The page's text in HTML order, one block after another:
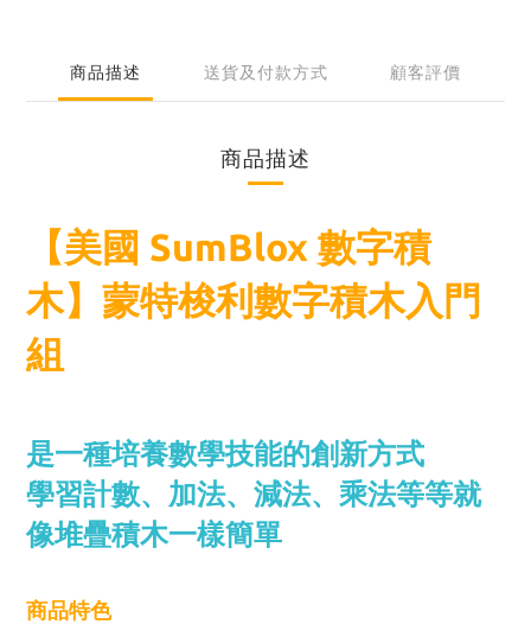
商品描述 送貨及付款方式 顧客評價
商品描述
【美國 SumBlox 數字積
木】蒙特梭利數字積木入門
組
是一種培養數學技能的創新方式
學習計數、加法、減法、乘法等等就
像堆疊積木一樣簡單
商品特色